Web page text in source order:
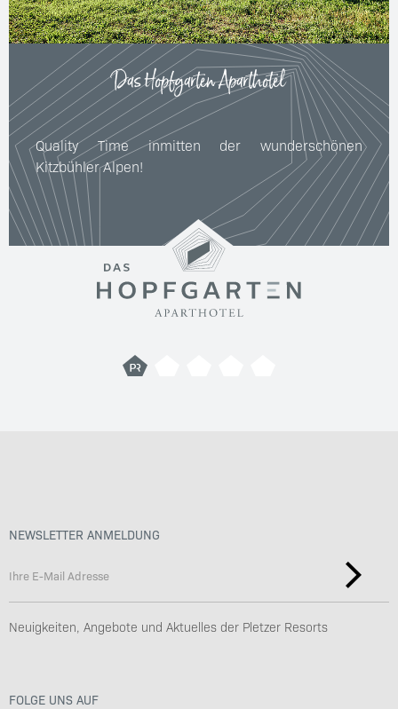
Das Hopfgarten Aparthotel
Quality Time inmitten der wunderschönen
Kitzbühler Alpen!
NEWSLETTER ANMELDUNG
Neuigkeiten, Angebote und Aktuelles der Pletzer Resorts
FOLGE UNS AUF